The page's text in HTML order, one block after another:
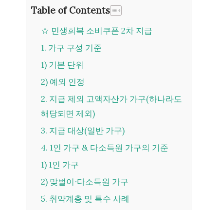
Table of Contents
☆ 민생회복 소비쿠폰 2차 지급
1. 가구 구성 기준
1) 기본 단위
2) 예외 인정
2. 지급 제외 고액자산가 가구(하나라도
해당되면 제외)
3. 지급 대상(일반 가구)
4. 1인 가구 & 다소득원 가구의 기준
1) 1인 가구
2) 맞벌이∙다소득원 가구
5. 취약계층 및 특수 사례